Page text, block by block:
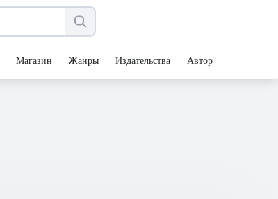
Магазин Жанры Издательства Авторы